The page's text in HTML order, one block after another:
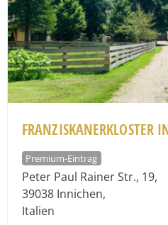
FRANZISKANERKLOSTER
Premium-Eintrag
Peter Paul Rainer Str., 19,
39038 Innichen,
Italien